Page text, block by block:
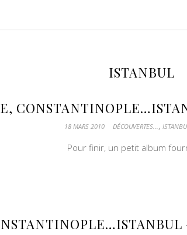
ISTANBUL
18 MARS 2010 DÉCOUVERTES...,
Pour finir, un petit album